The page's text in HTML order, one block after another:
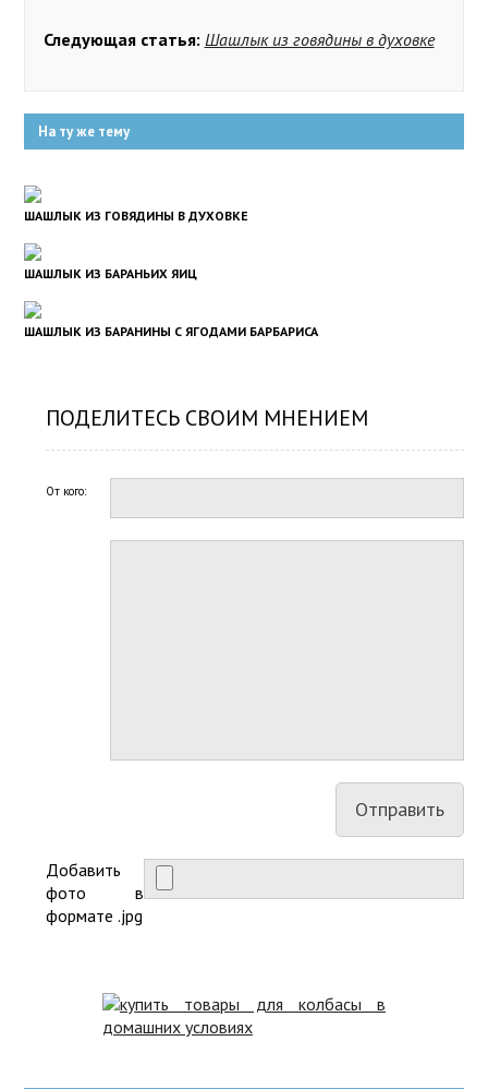
Следующая статья: Шашлык из говядины в духовке
На ту же тему
ШАШЛЫК ИЗ ГОВЯДИНЫ В ДУХОВКЕ
ШАШЛЫК ИЗ БАРАНЬИХ ЯИЦ
ШАШЛЫК ИЗ БАРАНИНЫ С ЯГОДАМИ БАРБАРИСА
ПОДЕЛИТЕСЬ СВОИМ МНЕНИЕМ
От кого:
Добавить
фото в
формате .jpg